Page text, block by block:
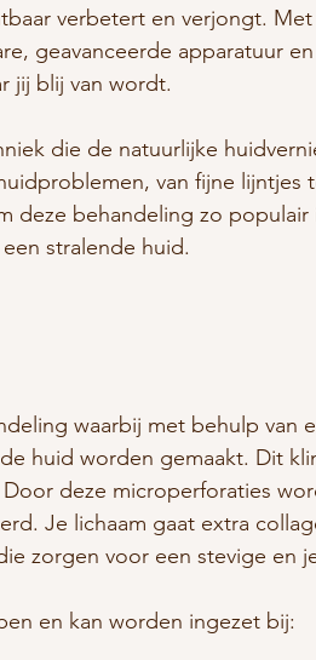
verbetert en verjongt. Met
geavanceerde apparatuur
jij blij van wordt.
die de natuurlijke
van fijne lijntjes
deze behandeling zo populair
stralende huid.
waarbij met behulp van
huid worden gemaakt. Dit
deze microperforaties
Je lichaam gaat extra
zorgen voor een stevige en
en kan worden ingezet bij: